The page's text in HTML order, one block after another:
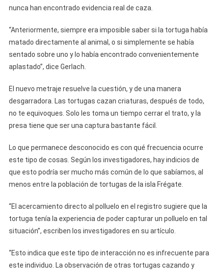
nunca han encontrado evidencia real de caza.
“Anteriormente, siempre era imposible saber si la tortuga había
matado directamente al animal, o si simplemente se había
sentado sobre uno y lo había encontrado convenientemente
aplastado”, dice Gerlach.
El nuevo metraje resuelve la cuestión, y de una manera
desgarradora. Las tortugas cazan criaturas, después de todo,
no te equivoques. Solo les toma un tiempo cerrar el trato, y la
presa tiene que ser una captura bastante fácil.
Lo que permanece desconocido es con qué frecuencia ocurre
este tipo de cosas. Según los investigadores, hay indicios de
que esto podría ser mucho más común de lo que sabíamos, al
menos entre la población de tortugas de la isla Frégate.
“El acercamiento directo al polluelo en el registro sugiere que la
tortuga tenía la experiencia de poder capturar un polluelo en tal
situación”, escriben los investigadores en su artículo.
“Esto indica que este tipo de interacción no es infrecuente para
este individuo. La observación de otras tortugas cazando y